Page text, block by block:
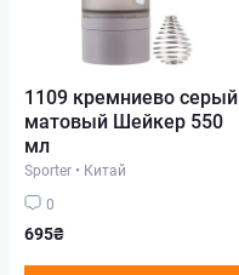
1109 кремниево серый
матовый Шейкер 550
мл
Sporter • Китай
0
695₴